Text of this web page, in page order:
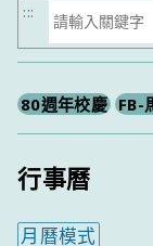
搜
尋
:::
80週年校慶 FB-
行事曆
月曆模式